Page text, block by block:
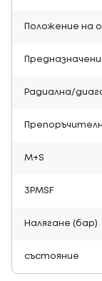
Положение на
Радиална/
M+S
3PMSF
Налягане (бар)
състояние